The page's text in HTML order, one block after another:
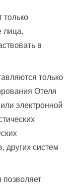
только
лица.
в
только
Отеля
электронной
других систем